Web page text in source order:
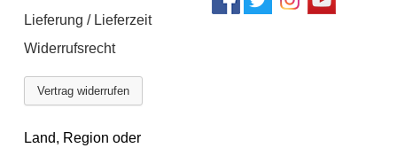
Lieferung / Lieferzeit
Widerrufsrecht
Vertrag widerrufen
Land, Region oder